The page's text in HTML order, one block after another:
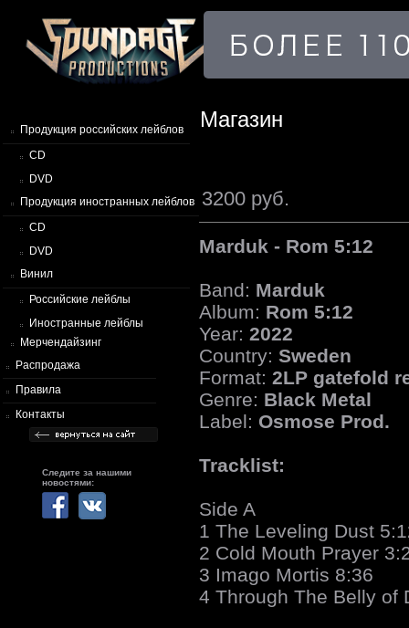
Продукция российских лейблов
CD
DVD
Продукция иностранных лейблов
CD
DVD
Винил
Российские лейблы
Иностранные лейблы
Мерчендайзинг
Распродажа
Правила
Контакты
Следите за нашими
новостями:
Магазин
3200 руб.
Marduk - Rom 5:12
Band: Marduk
Album: Rom 5:12
Year: 2022
Country: Sweden
Format: 2LP gatefold
Genre: Black Metal
Label: Osmose Prod.
Tracklist:
Side A
1 The Leveling Dust
2 Cold Mouth Prayer
3 Imago Mortis 8:36
4 Through The Belly of